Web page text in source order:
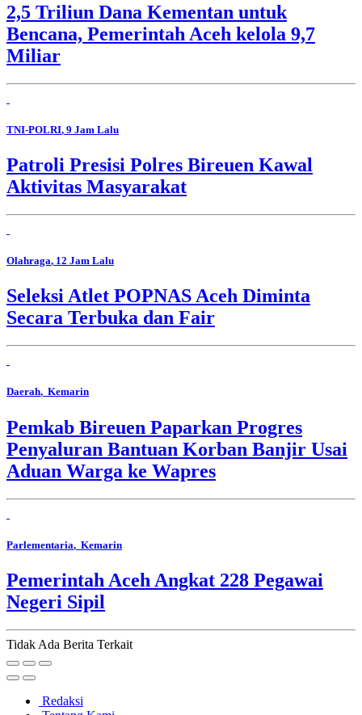
2,5 Triliun Dana Kementan untuk
Bencana, Pemerintah Aceh kelola 9,7
Miliar
TNI-POLRI, 9 Jam Lalu
Patroli Presisi Polres Bireuen Kawal
Aktivitas Masyarakat
Olahraga, 12 Jam Lalu
Seleksi Atlet POPNAS Aceh Diminta
Secara Terbuka dan Fair
Daerah, Kemarin
Pemkab Bireuen Paparkan Progres
Penyaluran Bantuan Korban Banjir Usai
Aduan Warga ke Wapres
Parlementaria, Kemarin
Pemerintah Aceh Angkat 228 Pegawai
Negeri Sipil
Tidak Ada Berita Terkait
Redaksi